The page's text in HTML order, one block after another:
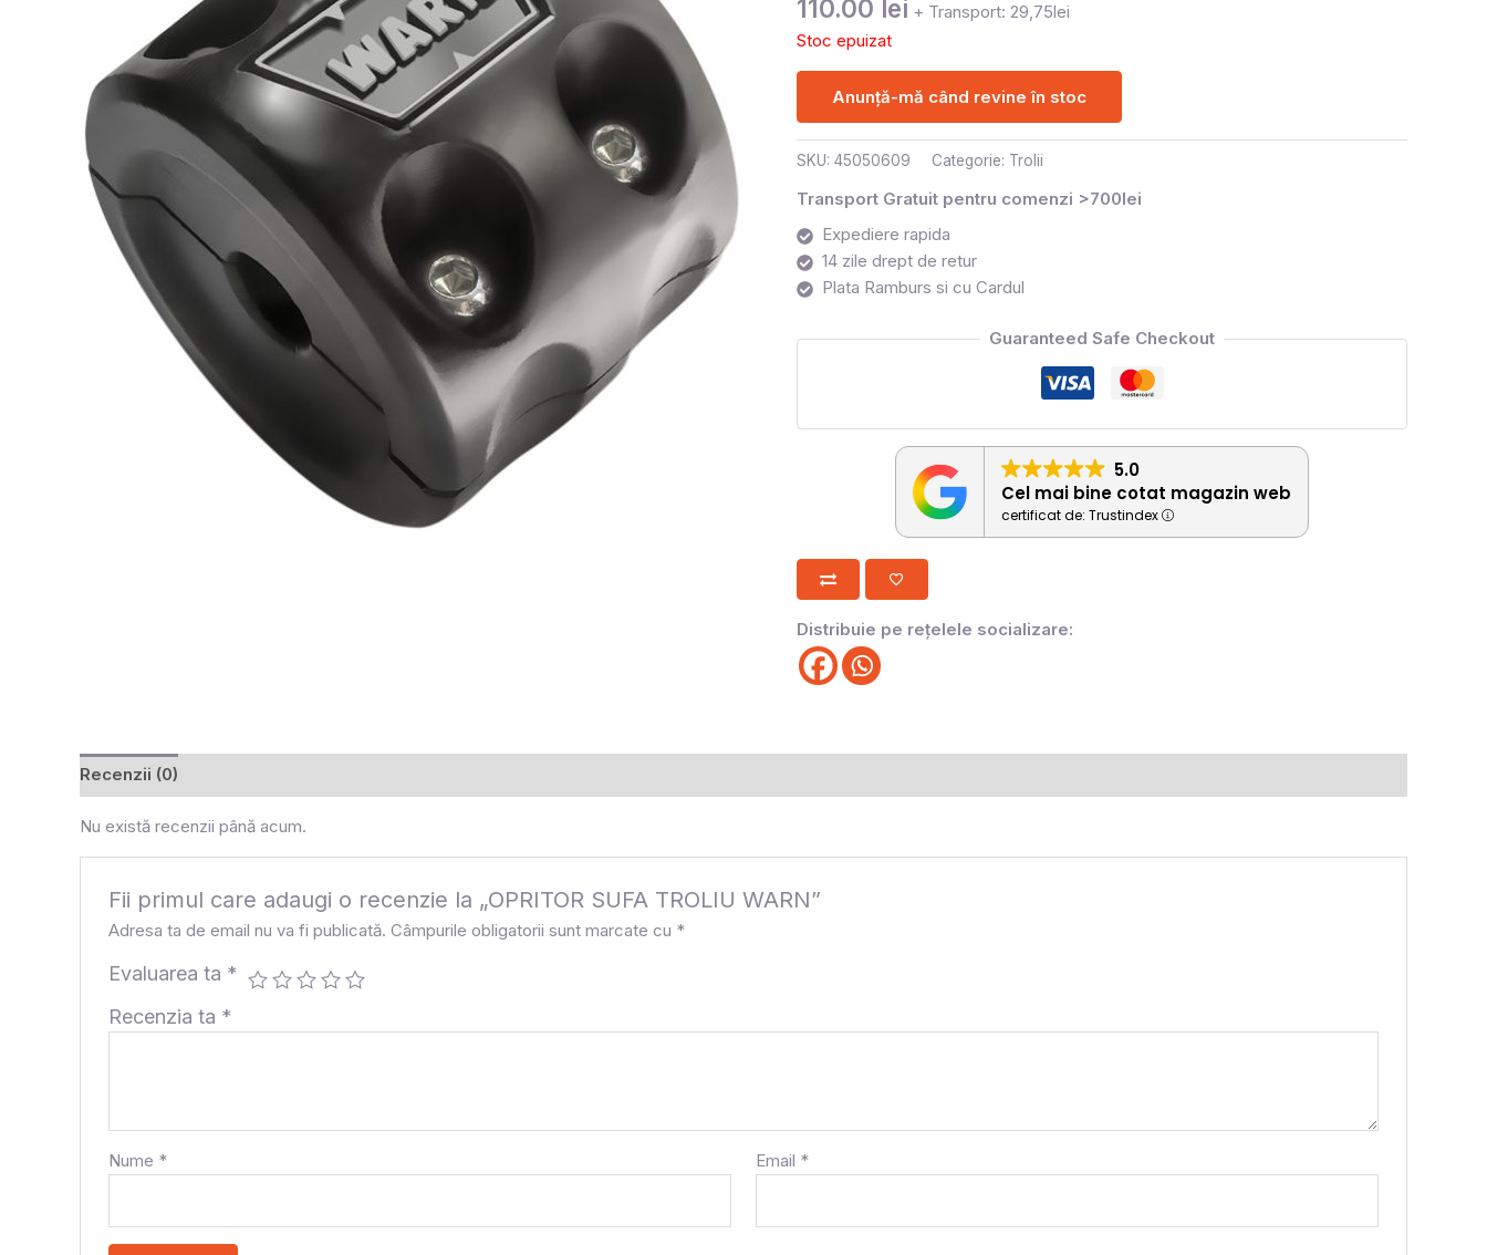
110.00 lei + Transport: 29,75lei
Stoc epuizat
Anunță-mă când revine în stoc
SKU: 45050609 Categorie: Trolii
Transport Gratuit pentru comenzi >700lei
Expediere rapida
14 zile drept de retur
Plata Ramburs si cu Cardul
Guaranteed Safe Checkout
5.0
Cel mai bine cotat magazin web
certificat de: Trustindex
Distribuie pe rețelele socializare:
Recenzii (0)
Nu există recenzii până acum.
Fii primul care adaugi o recenzie la „OPRITOR SUFA TROLIU WARN”
Adresa ta de email nu va fi publicată. Câmpurile obligatorii sunt marcate cu *
Evaluarea ta *
Recenzia ta *
Nume * Email *